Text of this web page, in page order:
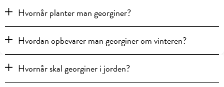
Hvornår planter man georginer?
Hvordan opbevarer man georginer om vinteren?
Hvornår skal georginer i jorden?